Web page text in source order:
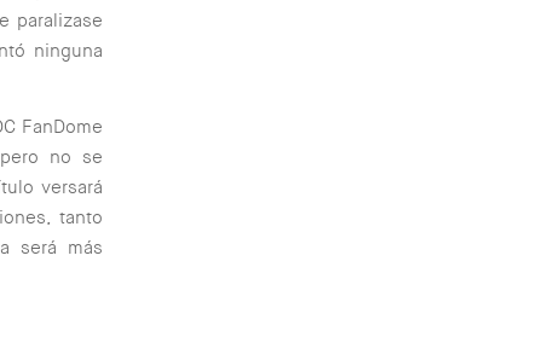
paralizase
ninguna
FanDome
no se
versará
tanto
será más